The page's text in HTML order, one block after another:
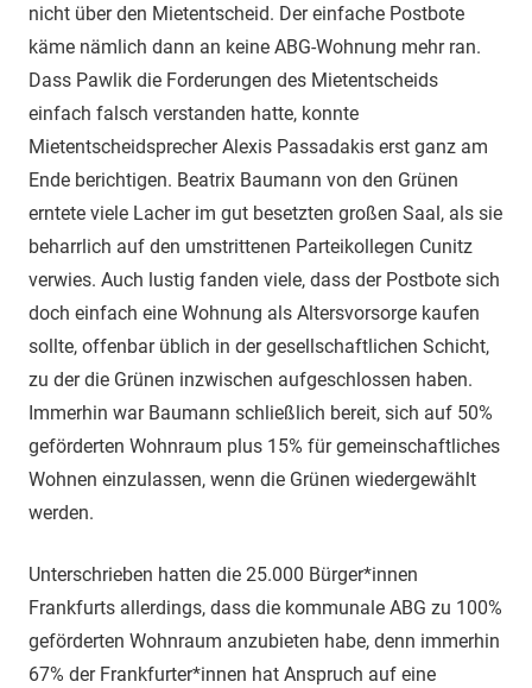
nicht über den Mietentscheid. Der einfache Postbote
käme nämlich dann an keine ABG-Wohnung mehr ran.
Dass Pawlik die Forderungen des Mietentscheids
einfach falsch verstanden hatte, konnte
Mietentscheidsprecher Alexis Passadakis erst ganz am
Ende berichtigen. Beatrix Baumann von den Grünen
erntete viele Lacher im gut besetzten großen Saal, als sie
beharrlich auf den umstrittenen Parteikollegen Cunitz
verwies. Auch lustig fanden viele, dass der Postbote sich
doch einfach eine Wohnung als Altersvorsorge kaufen
sollte, offenbar üblich in der gesellschaftlichen Schicht,
zu der die Grünen inzwischen aufgeschlossen haben.
Immerhin war Baumann schließlich bereit, sich auf 50%
geförderten Wohnraum plus 15% für gemeinschaftliches
Wohnen einzulassen, wenn die Grünen wiedergewählt
werden.
Unterschrieben hatten die 25.000 Bürger*innen
Frankfurts allerdings, dass die kommunale ABG zu 100%
geförderten Wohnraum anzubieten habe, denn immerhin
67% der Frankfurter*innen hat Anspruch auf eine